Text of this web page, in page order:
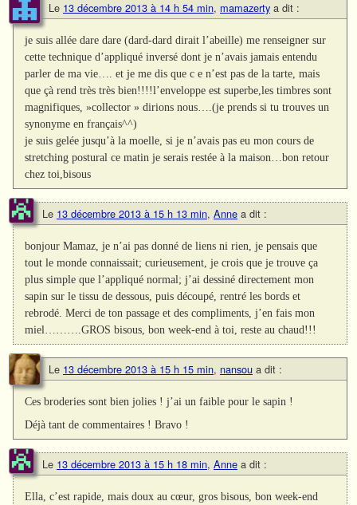
Le 13 décembre 2013 à 14 h 54 min, mamazerty a dit :
je suis allée dare dare (dard-dard dirait l’abeille) me renseigner sur
cette technique d’appliqué inversé dont je n’avais jamais entendu
parler de ma vie…. et je me dis que c e n’est pas de la tarte, mais
que çà rend très très bien!!!!l’enveloppe est superbe,les timbres sont
magnifiques, »collector » dirions nous….(je prends si tu trouves un
synonyme en français^^)
je suis gelée jusqu’à la moelle, si je n’avais pas eu mon cours de
stretching postural ce matin je serais restée à la maison…bon retour
chez toi,bisous
Le 13 décembre 2013 à 15 h 13 min, Anne a dit :
bonjour Mamaz, je n’ai pas donné de liens ni rien, je pensais que
tout le monde connaissait; curieusement, je crois que je trouve ça
plus simple que l’appliqué normal; j’ai dessiné directement mon
sapin sur le tissu de dessous, puis découpé, rentré les bords et
rebrodé. Merci de ton passage et des compliments, j’en fais mon
miel……….GROS bisous, bon week-end à toi, reste au chaud!!!
Le 13 décembre 2013 à 15 h 15 min, nansou a dit :
Ces broderies sont bien jolies ! j’ai un faible pour le sapin !
Déjà tant de commentaires ! Bravo !
Le 13 décembre 2013 à 15 h 18 min, Anne a dit :
Ella, c’est rapide, mais doux au cœur, gros bisous, bon week-end